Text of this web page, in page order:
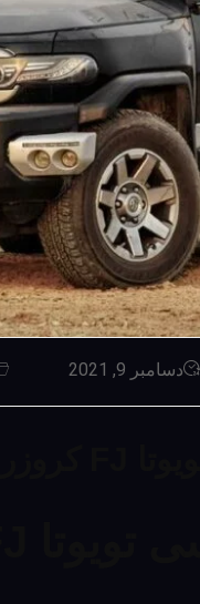
دسامبر 9, 2021